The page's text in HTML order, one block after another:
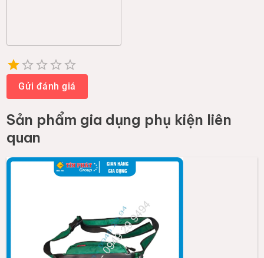
1 Star
2 Stars
3 Stars
4 Stars
5 Stars
Gửi đánh giá
Sản phẩm gia dụng phụ kiện liên
quan